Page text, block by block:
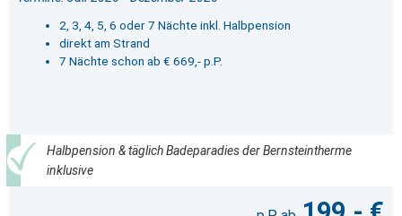
2, 3, 4, 5, 6 oder 7 Nächte inkl. Halbpension
direkt am Strand
7 Nächte schon ab € 669,- p.P.
Halbpension & täglich Badeparadies der Bernsteintherme
inklusive